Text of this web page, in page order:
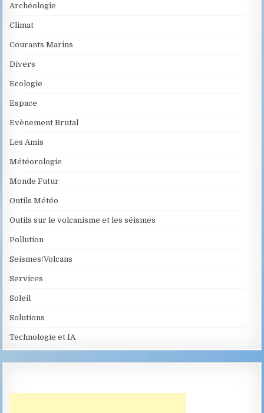
Archéologie
Climat
Courants Marins
Divers
Ecologie
Espace
Evènement Brutal
Les Amis
Météorologie
Monde Futur
Outils Météo
Outils sur le volcanisme et les séismes
Pollution
Seismes/Volcans
Services
Soleil
Solutions
Technologie et IA